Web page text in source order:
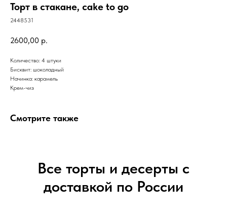
Торт в стакане, cake to go
2448531
2600,00 р.
Количество: 4 штуки
Бисквит: шоколадный
Начинка: карамель
Крем-чиз
Смотрите также
Все торты и десерты с
доставкой по России